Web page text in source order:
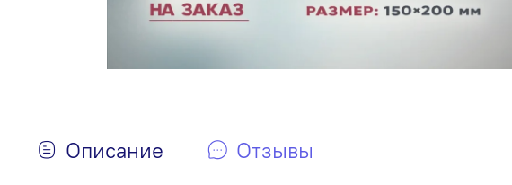
Описание Отзывы